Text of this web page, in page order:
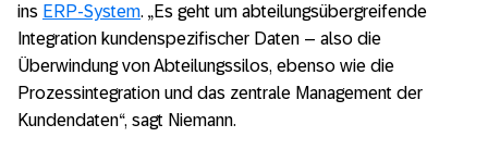
ins ERP-System. „Es geht um abteilungsübergreifende
Integration kundenspezifischer Daten – also die
Überwindung von Abteilungssilos, ebenso wie die
Prozessintegration und das zentrale Management der
Kundendaten“, sagt Niemann.